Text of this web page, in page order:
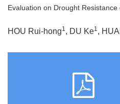
Evaluation on Drought Resistance
HOU Rui-hong1, DU Ke1,